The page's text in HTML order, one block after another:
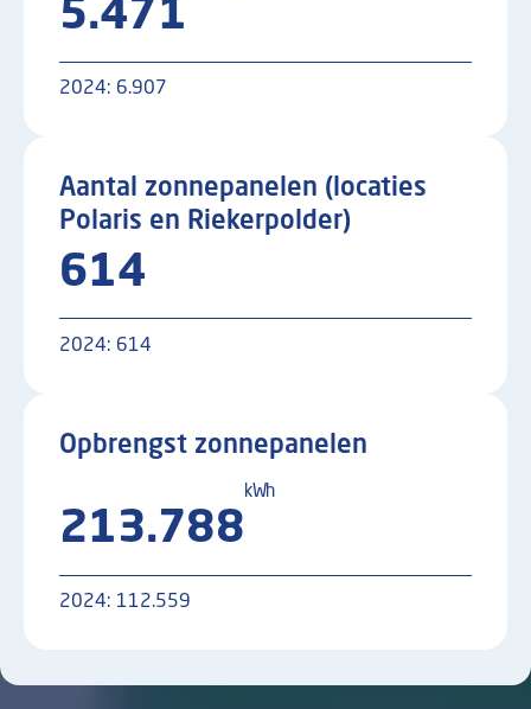
5.471
2024: 6.907
Aantal zonnepanelen (locaties
Polaris en Riekerpolder)
614
2024: 614
Opbrengst zonnepanelen
213.788
kWh
2024: 112.559